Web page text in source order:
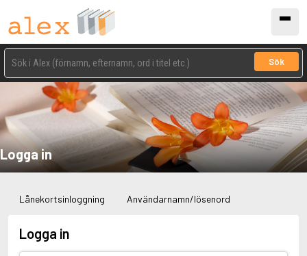
Sök
Logga in
Lånekortsinloggning Användarnamn/lösenord
Logga in